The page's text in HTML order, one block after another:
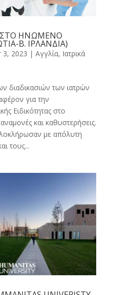
ΣΤΟ ΗΝΩΜΕΝΟ
Β. ΙΡΛΑΝΔΙΑ)
3, 2023 | Αγγλία, Ιατρικά
διαδικασιών των ιατρών
για την
Ειδικότητας στο
και καθυστερήσεις.
με απόλυτη
τους...